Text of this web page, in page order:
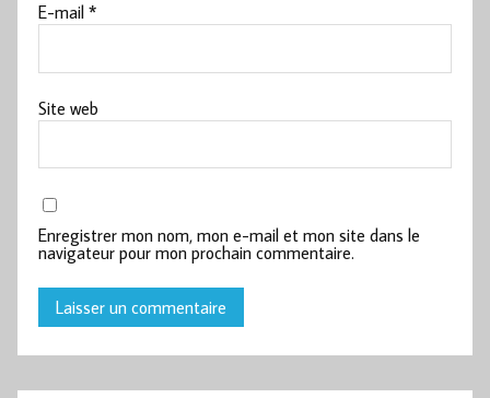
E-mail*
Site web
Enregistrer mon nom, mon e-mail et mon site dans le
navigateur pour mon prochain commentaire.